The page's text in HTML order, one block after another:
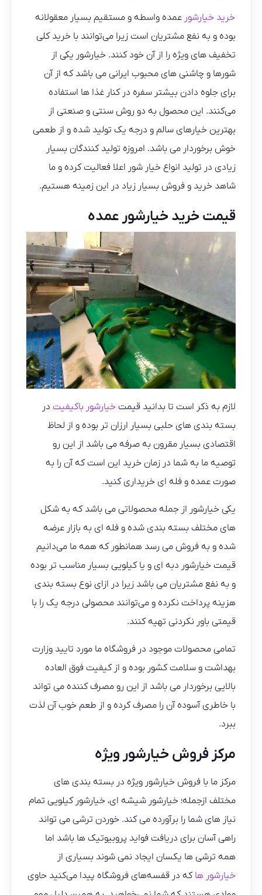
خرید خیارشور عمده واسطه و مستقیم بسیار معقولانه
بوده و به نفع مشتریان است زیرا می‌توانند با خرید کلی
تخفیف های ویژه را از آن خود کنند. خیارشور یکی از
شورها و چاشنی های محبوب ایرانی می باشد که از آن
برای جلوه دادن بیشتر سفره در کنار غذا ها استفاده
می‌کنند. این محصول به دو روش سنتی و صنعتی از
بهترین خیارهای سالم و درجه یک تولید شده و از طعمی
خوش برخوردار می باشد. امروزه تولید کنندگان بسیار
زیادی در تولید انواع خیار شور اعلا فعالیت کرده و ما
شاهد خرید و فروش بسیار زیاد در این زمینه هستیم.
قیمت خرید خیارشور عمده
لازم به ذکر است تا بدانید قیمت خیارشور باکیفیت در
بسته بندی های حلبی بسیار ارزان تر بوده و از لحاظ
اقتصادی بسیار مقرون به صرفه می باشد از این رو
توصیه ما به شما در زمان خرید این است که آن را به
صورت عمده و فله ای خریداری کنید.
یکی خیارشور از جمله محصولاتی می باشد که به شکل
های مختلف بسته بندی شده و فله ای به بازار عرضه
شده و به فروش می رسد همانطور که همه ما می‌دانیم
قیمت خیارشور دبه ای و یا کیلویی بسیار مناسب تر بوده
و به نفع مشتریان می باشد زیرا در ازای نوع بسته بندی
هزینه پرداخت نکرده و می‌توانند محصولی درجه یک را با
قیمتی باور نکردنی تهیه کنند.
تمامی محصولات موجود در فروشگاه ما مورد تایید وزارت
بهداشت و سلامت کشور بوده و از کیفیت فوق العاده
بالایی برخوردار می باشد از این رو مصرف کننده می تواند
با خاطری آسوده آن را مصرف کرده و از طعم خوب آن لذت
ببرد.
مرکز فروش خیارشور ویژه
مرکز ما با فروش خیارشور ویژه در بسته بندی های
مختلف ازجمله؛ خیارشور شیشه ای، خیارشور کیلویی تمام
نیاز های شما را برآورده می کند. خوردن ترشی می تواند
راهی آسان برای دریافت فواید پروبیوتیک ها باشد اما
همه ترشی ها یکسان ایجاد نمی شوند بسیاری از
خیارشور ها که در قفسه‌های فروشگاه پیدا می‌کنید حاوی